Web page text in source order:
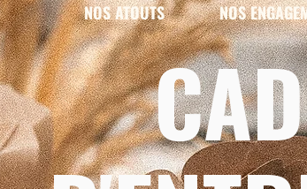
NOS ATOUTS NOS